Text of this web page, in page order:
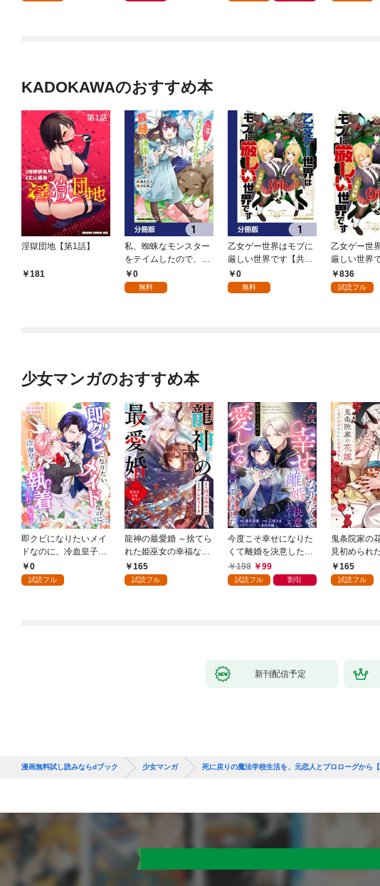
KADOKAWAのおすすめ本
淫獄団地【第1話】
181
私、蜘蛛なモンスター
をテイムしたので、ス
パイダーシルクで裁縫
を頑張ります！【分冊
0
無料
乙女ゲー世界はモブに
厳しい世界です【共和
国編】【分冊版】 1
0
無料
乙女ゲー世
厳しい世界
国編】 ０
836
試読フル
少女マンガのおすすめ本
即クビになりたいメイ
ドなのに、冷血皇子に
執着されています第1
話
0
試読フル
龍神の最愛婚 ～捨てら
れた姫巫女の幸福な嫁
入り～: 1
165
試読フル
今度こそ幸せになりた
くて離婚を決意したと
ころ、無表情な旦那様
が「愛してる」と言っ
198 99
試読フル 割引
鬼条院家の
見初められ
～１165
試読フル
新刊配信予定
漫画無料試し読みならdブック 少女マンガ 死に戻りの魔法学校生活を、元恋人とプロローグから【